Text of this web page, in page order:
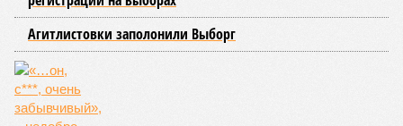
Агитлистовки заполонили Выборг